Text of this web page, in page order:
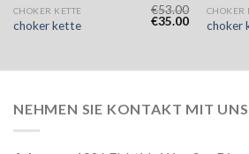
CHOKER KETTE
choker kette
€53.00
€35.00
CHOKER
choker
NEHMEN SIE KONTAKT MIT